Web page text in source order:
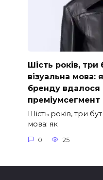
Шість років, три
візуальна мова:
бренду вдалося
преміумсегмент
Шість років, три
мова: як
0 25